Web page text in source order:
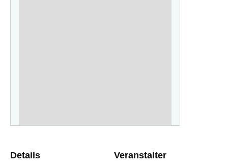
Details Veranstalter